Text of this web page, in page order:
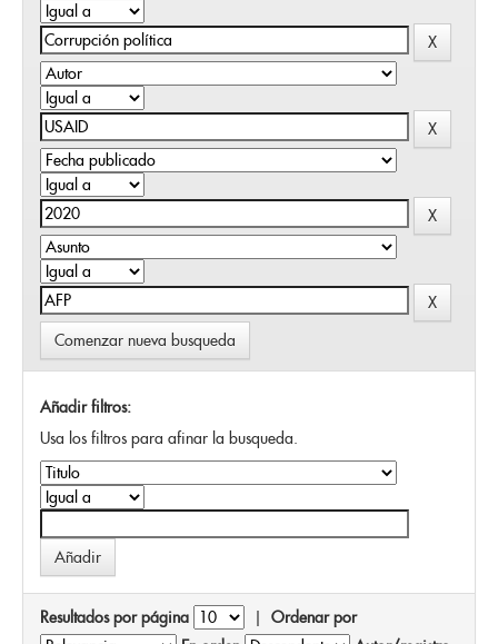
Comenzar nueva busqueda
Añadir filtros:
Usa los filtros para afinar la busqueda.
Resultados por página | Ordenar por